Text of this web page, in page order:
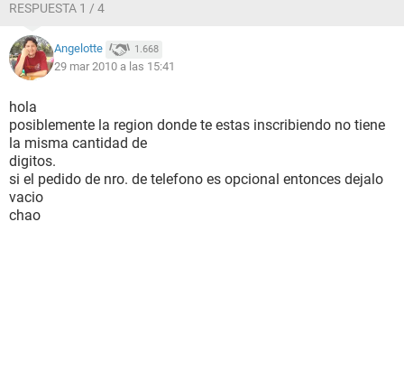
RESPUESTA 1 / 4
Angelotte 1.668
29 mar 2010 a las 15:41
hola
posiblemente la region donde te estas inscribiendo no tiene
la misma cantidad de
digitos.
si el pedido de nro. de telefono es opcional entonces dejalo
vacio
chao